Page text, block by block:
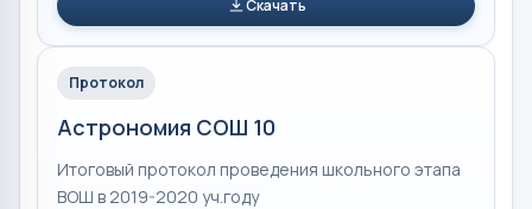
Скачать
Протокол
Астрономия СОШ 10
Итоговый протокол проведения школьного этапа
ВОШ в 2019-2020 уч.году